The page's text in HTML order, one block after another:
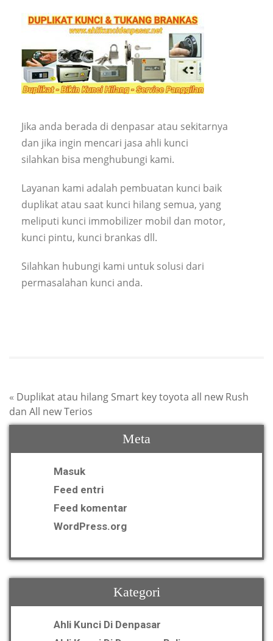
Jika anda berada di denpasar atau sekitarnya
dan jika ingin mencari jasa ahli kunci
silahkan bisa menghubungi kami.
Layanan kami adalah pembuatan kunci baik
duplikat atau saat kunci hilang semua, yang
meliputi kunci immobilizer mobil dan motor,
kunci pintu, kunci brankas dll.
Silahkan hubungi kami untuk solusi dari
permasalahan kunci anda.
« Duplikat atau hilang Smart key toyota all new Rush
dan All new Terios
Meta
Masuk
Feed entri
Feed komentar
WordPress.org
Kategori
Ahli Kunci Di Denpasar